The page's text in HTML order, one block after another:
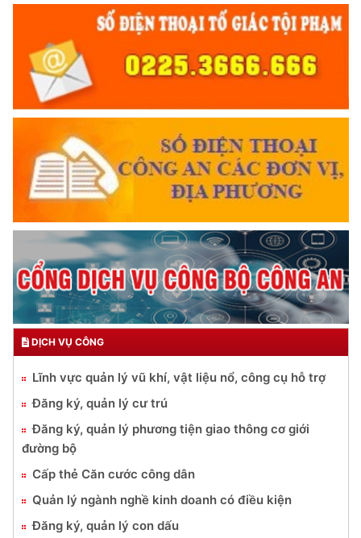
Đối với công việc, phải
TẬN TỤY
Đối với địch, phải
CƯƠNG QUYẾT, KHÔN KHÉO
Trích thư Chủ tịch Hồ Chí Minh
ngày 11 tháng 3 năm 1948.